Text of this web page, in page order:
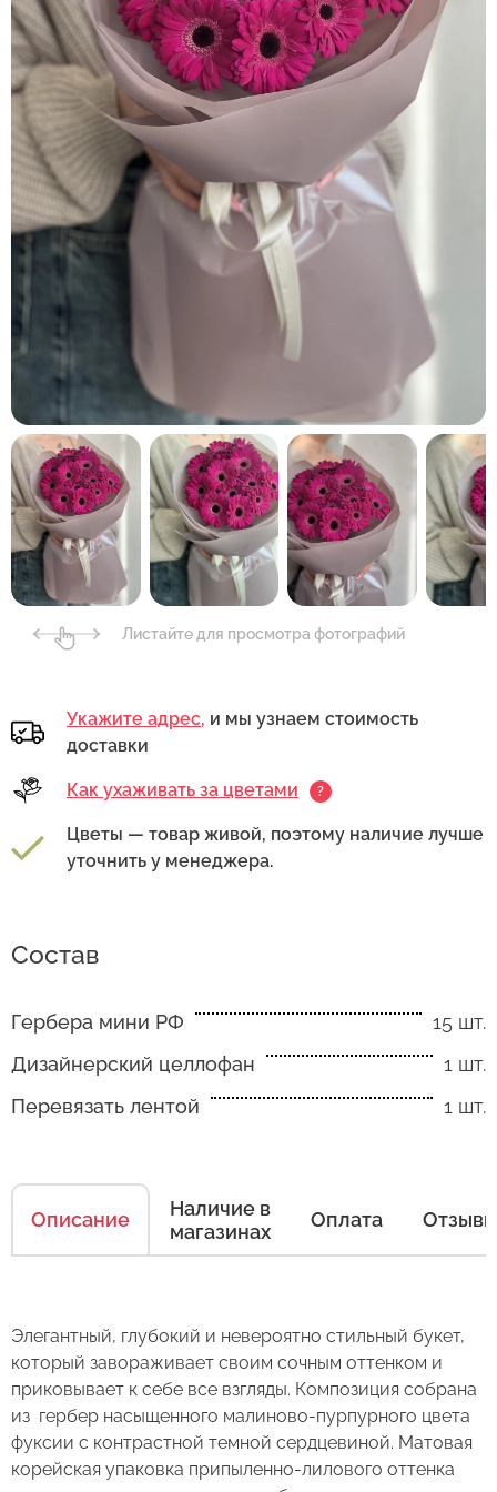
Листайте для просмотра фотографий
Укажите адрес, и мы узнаем стоимость
доставки
Как ухаживать за цветами ?
Цветы — товар живой, поэтому наличие лучше
уточнить у менеджера.
Состав
Гербера мини РФ
15 шт.
Дизайнерский целлофан
1 шт.
Перевязать лентой
1 шт.
Описание
Наличие в
магазинах
Оплата Отзывы
Элегантный, глубокий и невероятно стильный букет,
который завораживает своим сочным оттенком и
приковывает к себе все взгляды. Композиция собрана
из гербер насыщенного малиново-пурпурного цвета
фуксии с контрастной темной сердцевиной. Матовая
корейская упаковка припыленно-лилового оттенка
Оставьте свой отзыв
Сервис:
Цена/Качество:
Доставка:
Как ухаживать за цветами
Есть несколько простых правил, чтобы цветы
в Вашем букете или композиции сохраняли
Правила ухода за срезанными цветами:
1. Переносите букеты в транспортировочной
бумаге.
в холодное время года на улице.
3. Если Вы перевозите букет, убедитесь, что
он правильно упакован. В зимнее время, даже
кратковременный контакт с холодным
воздухом несколько минут, будет губителен
кнопку "Выбрать".
Выберите дату доставки
Букет изз 15 гербер "Маджента"